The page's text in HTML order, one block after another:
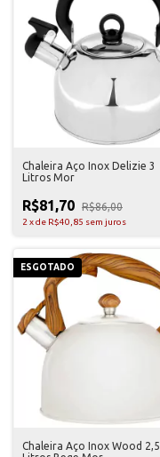
Chaleira Aço Inox Delizie 3
Litros Mor
R$81,70 R$86,00
2 xde R$40,85 sem juros
ESGOTADO
Chaleira Aço Inox Wood 2,5